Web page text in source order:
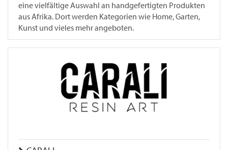
eine vielfältige Auswahl an handgefertigten Produkten
aus Afrika. Dort werden Kategorien wie Home, Garten,
Kunst und vieles mehr angeboten.